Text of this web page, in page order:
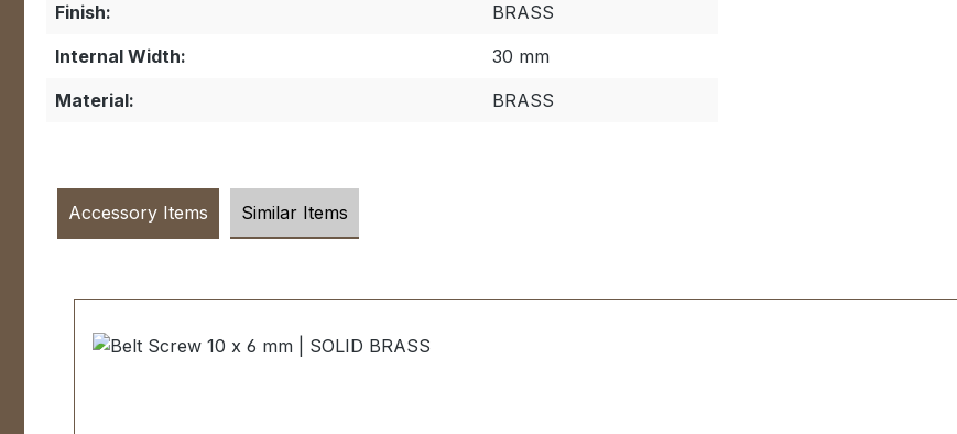
Finish:
BRASS
Internal Width:
30 mm
Material:
BRASS
Accessory Items Similar Items